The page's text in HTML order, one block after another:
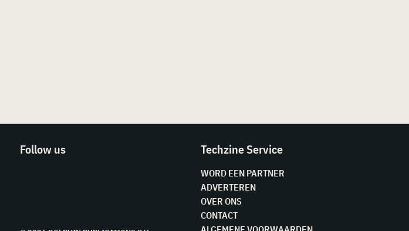
Follow us Techzine Service
WORD EEN PARTNER
ADVERTEREN
OVER ONS
CONTACT